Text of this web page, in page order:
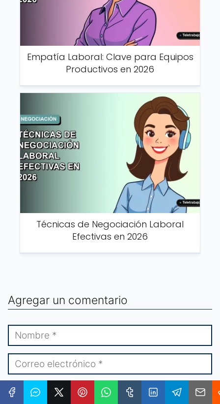
Empatía Laboral: Clave para Equipos
Productivos en 2026
Técnicas de Negociación Laboral
Efectivas en 2026
Agregar un comentario